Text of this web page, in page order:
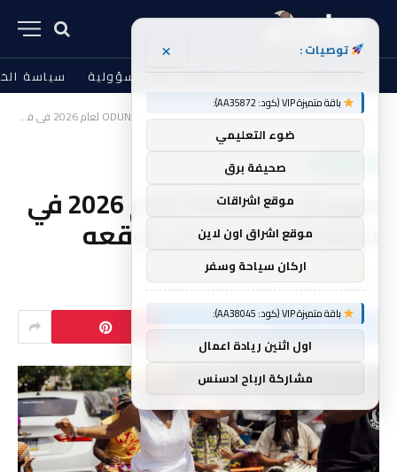
من نحن الشروط والأحكام إخلاء المسؤولية سياسة
الرئيسية » أخبار العالم » سياحة و سفر » مهرجان ODUNDE لعام 2026 في فيلادلفيا: ما يمكن توقعه
مهرجان ODUNDE لعام 2026 في
فيلادلفيا: ما يمكن توقعه
golan لا توجد تعليقات
توصيات : ×
باقة متميزة VIP (كود: AA35872):
ضوء التعليمي
صحيفة برق
موقع اشراقات
موقع اشراق اون لاين
اركان سياحة وسفر
باقة متميزة VIP (كود: AA38045):
اول اثنين ريادة اعمال
مشاركة ارباح ادسنس